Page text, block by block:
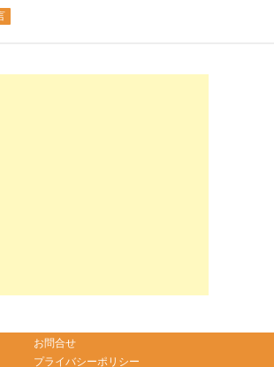
お問合せ
プライバシーポリシー